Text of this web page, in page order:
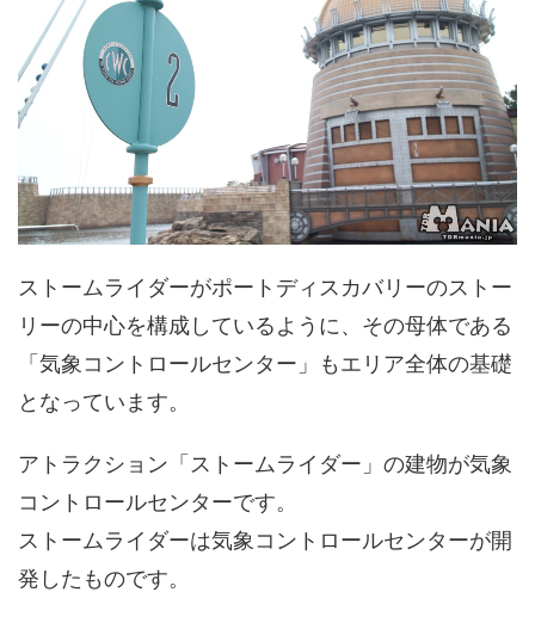
ストームライダーがポートディスカバリーのストー
リーの中心を構成しているように、その母体である
「気象コントロールセンター」もエリア全体の基礎
となっています。
アトラクション「ストームライダー」の建物が気象
コントロールセンターです。
ストームライダーは気象コントロールセンターが開
発したものです。